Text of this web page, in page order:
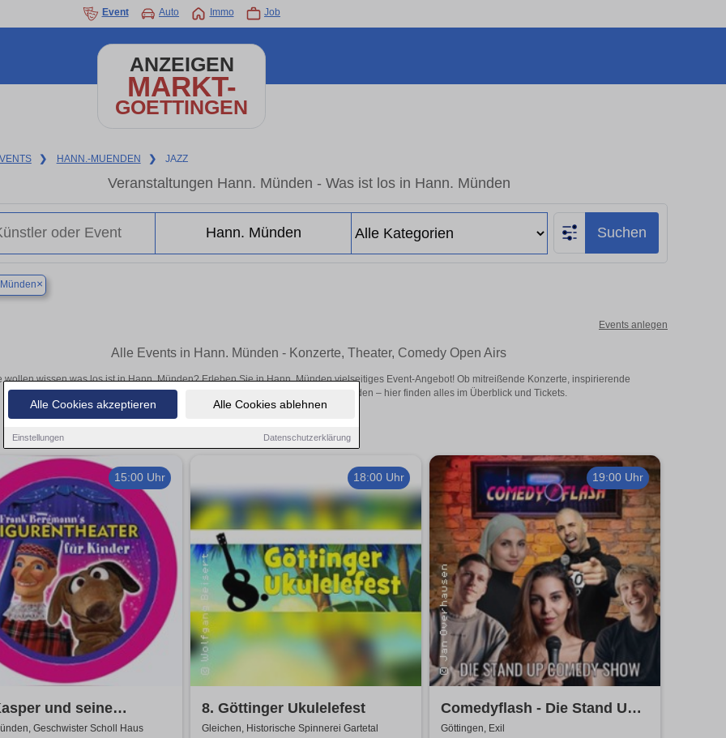
Alle Cookies akzeptieren Alle Cookies ablehnen
Einstellungen Datenschutzerklärung
Event Auto Immo Job
ANZEIGEN
MARKT-
GOETTINGEN
❯ HANN.-MUENDEN ❯ JAZZ
Veranstaltungen Hann. Münden - Was ist los in Hann. Münden
Suchen
×
Events anlegen
Alle Events in Hann. Münden - Konzerte, Theater, Comedy Open Airs
wollen wissen was los ist in Hann. Münden? Erleben Sie in Hann. Münden vielseitiges Event-Angebot! Ob mitreißende Konzerte, inspirierende
Theateraufführungen oder aufregende Veranstaltungen in Hann. Münden – hier finden alles im Überblick und Tickets.
15:00 Uhr
und seine
kommen zu euch!
Geschwister Scholl Haus
18:00 Uhr
8. Göttinger Ukulelefest
Gleichen, Historische Spinnerei Gartetal
19:00 Uhr
Comedyflash - Die Stand Up
Comedy Show in Göttingen
Göttingen, Exil